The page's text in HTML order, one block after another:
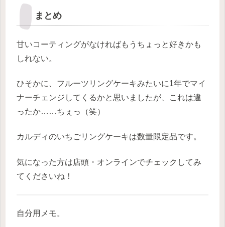
まとめ
甘いコーティングがなければもうちょっと好きかも
しれない。
ひそかに、フルーツリングケーキみたいに1年でマイ
ナーチェンジしてくるかと思いましたが、
これは違
ったか……ちぇっ（笑）
カルディのいちごリングケーキは数量限定品です。
気になった方は店頭・オンラインでチェックしてみ
てくださいね！
自分用メモ。